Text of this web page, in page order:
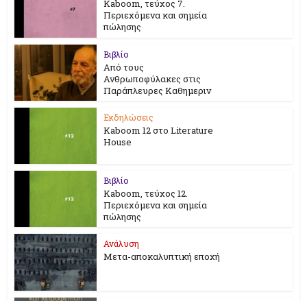
Kaboom, τεύχος 7.
Περιεχόμενα και σημεία
πώλησης
Βιβλίο
Από τους
Ανθρωποφύλακες στις
Παράπλευρες Καθημεριν
Εκδηλώσεις
Kaboom 12 στο Literature
House
Βιβλίο
Kaboom, τεύχος 12.
Περιεχόμενα και σημεία
πώλησης
Ανάλυση
Μετα-αποκαλυπτική εποχή